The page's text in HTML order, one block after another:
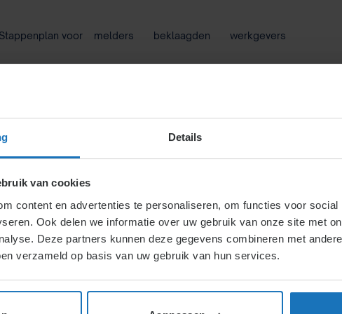
Details
van cookies
content en advertenties te personaliseren, om functies voor
Ook delen we informatie over uw gebruik van onze site met
Deze partners kunnen deze gegevens combineren met
verzameld op basis van uw gebruik van hun services.
Stappenplan voor melders beklaagden werkgevers
Het laatste nieuws over arbeidsrecht.
op het werk